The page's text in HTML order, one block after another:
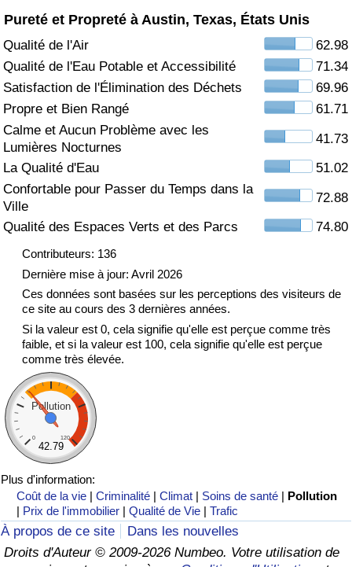
Pureté et Propreté à Austin, Texas, États Unis
Qualité de l'Air
62.98
Qualité de l'Eau Potable et Accessibilité
71.34
Satisfaction de l'Élimination des Déchets
69.96
Propre et Bien Rangé
61.71
Calme et Aucun Problème avec les
Lumières Nocturnes
41.73
La Qualité d'Eau
51.02
Confortable pour Passer du Temps dans la
Ville
72.88
Qualité des Espaces Verts et des Parcs
74.80
Contributeurs: 136
Dernière mise à jour: Avril 2026
Ces données sont basées sur les perceptions des visiteurs de
ce site au cours des 3 dernières années.
Si la valeur est 0, cela signifie qu'elle est perçue comme très
faible, et si la valeur est 100, cela signifie qu'elle est perçue
comme très élevée.
Pollution
0 120
42.79
Plus d'information:
Coût de la vie |Criminalité |Climat | Soins de santé | Pollution
| Prix de l'immobilier |Qualité de Vie |Trafic
À propos de ce site
Dans les nouvelles
Droits d'Auteur © 2009-2026 Numbeo. Votre utilisation de
Indice des soins de santé par Pays
Pollution
Indice de Pollution (Actuel)
Indice de pollution
Indice de Pollution par Pays
Trafic
Indice de Trafic
Indice de Trafic (Actuel)
Indice de Trafic par Pays